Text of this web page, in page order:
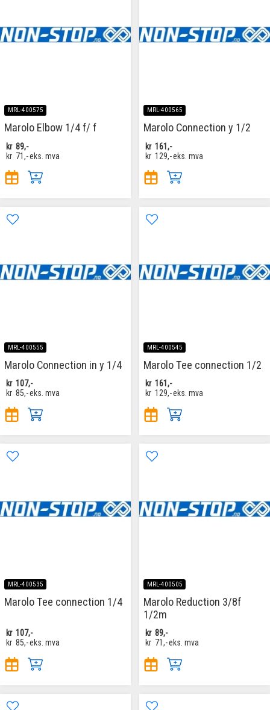
MRL-400575
Marolo Elbow 1/4 f/ f
kr 89,-
kr 71,-eks. mva
MRL-400565
Marolo Connection y 1/2
kr 161,-
kr 129,-eks. mva
MRL-400555
Marolo Connection in y 1/4
kr 107,-
kr 85,-eks. mva
MRL-400545
Marolo Tee connection 1/2
kr 161,-
kr 129,-eks. mva
MRL-400535
Marolo Tee connection 1/4
kr 107,-
kr 85,-eks. mva
MRL-400505
Marolo Reduction 3/8f
1/2m
kr 89,-
kr 71,-eks. mva